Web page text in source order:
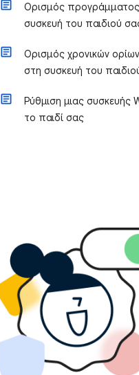
Ορισμός
συσκευή του παιδιού
Ορισμός χρονικών
στη συσκευή του
Ρύθμιση μιας συσκευής
το παιδί σας